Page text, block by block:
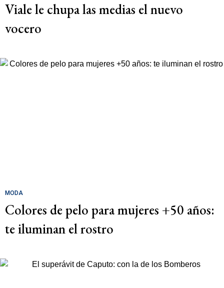
Viale le chupa las medias el nuevo
vocero
MODA
Colores de pelo para mujeres +50 años:
te iluminan el rostro